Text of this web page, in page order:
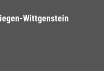
Wittgenstein